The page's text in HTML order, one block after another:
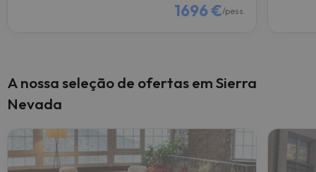
1696 €/pess.
A nossa seleção de ofertas em Sierra
Nevada